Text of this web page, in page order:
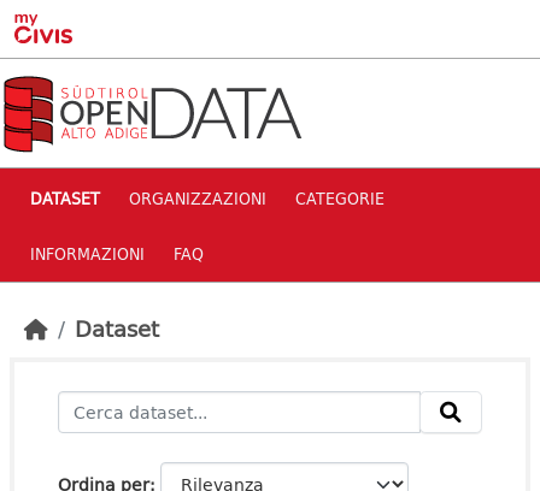
Skip to main content
DATASET ORGANIZZAZIONI CATEGORIE
INFORMAZIONI FAQ
Dataset
Ordina per